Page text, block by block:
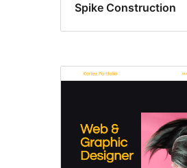
Spike Construction